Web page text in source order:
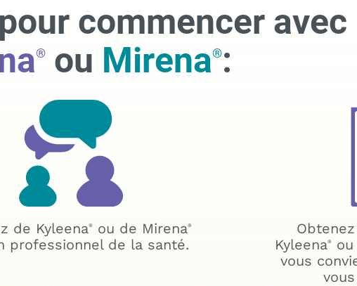
commencer avec
®ou Mirena®:
de Kyleena® ou de Mirena®
professionnel de la santé.
Kyleena®
vous